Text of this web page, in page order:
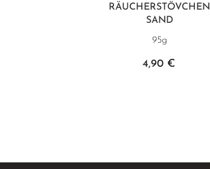
RÄUCHERSTÖVCHEN
SAND
95g
4,90 €